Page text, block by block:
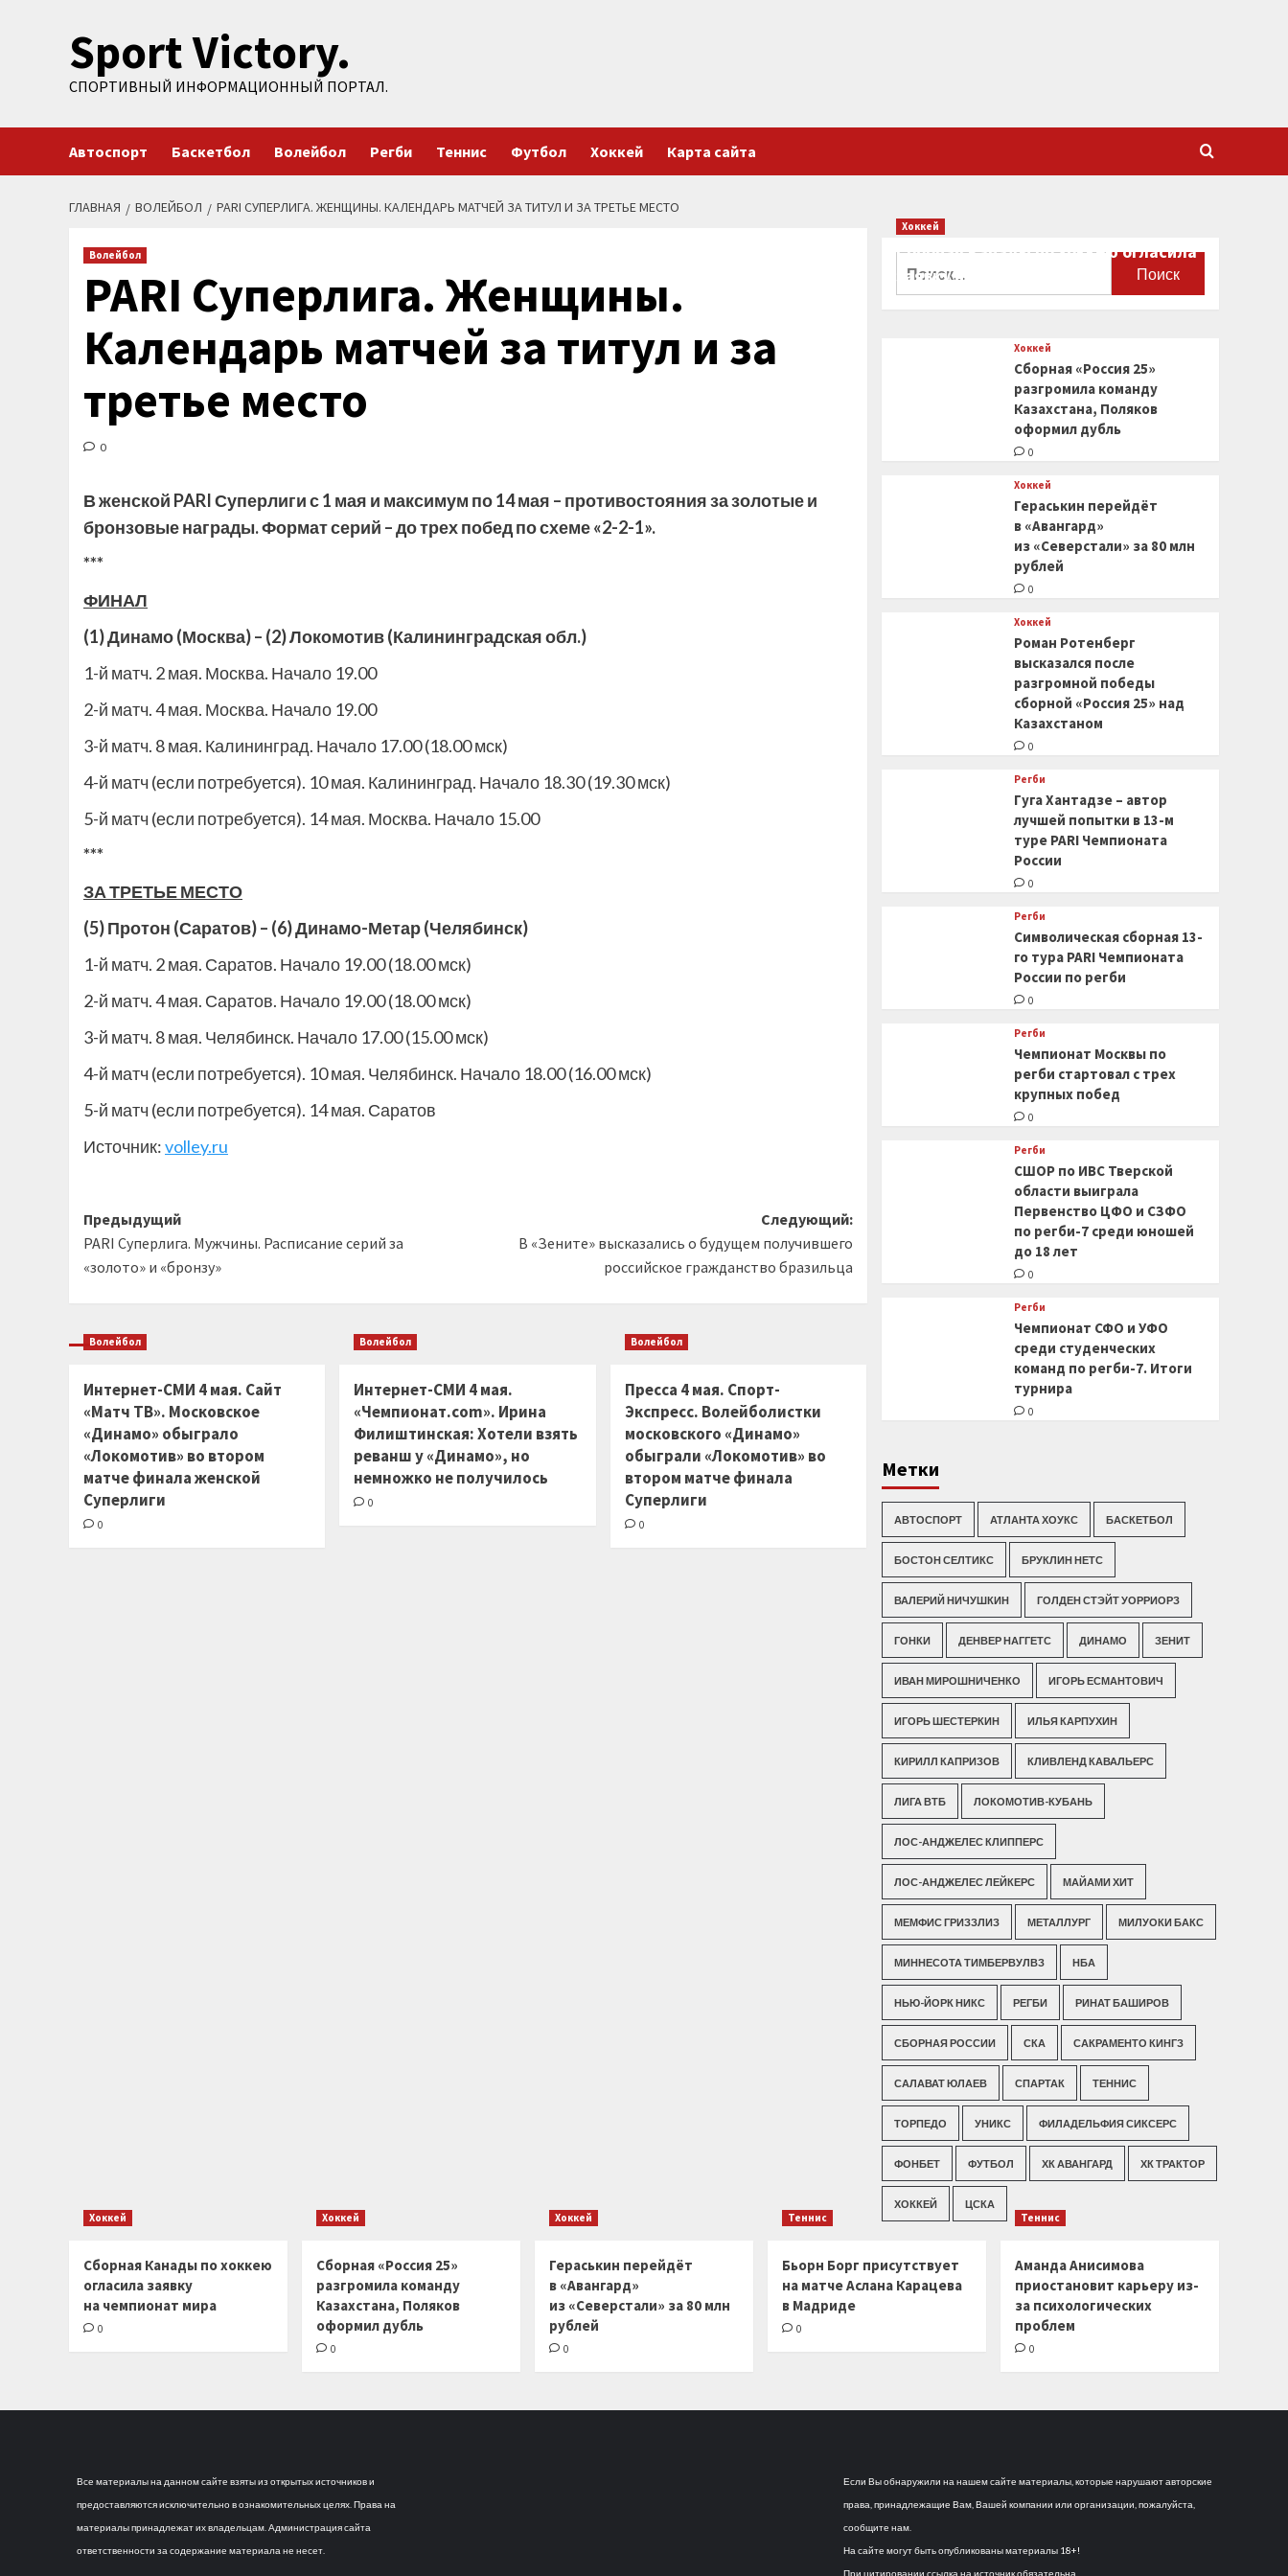
содержимомуSport Victory.
СПОРТИВНЫЙ ИНФОРМАЦИОННЫЙ ПОРТАЛ.
Автоспорт Баскетбол Волейбол Регби Теннис Футбол Хоккей Карта сайта
ГЛАВНАЯ ВОЛЕЙБОЛ PARI СУПЕРЛИГА. ЖЕНЩИНЫ. КАЛЕНДАРЬ МАТЧЕЙ ЗА ТИТУЛ И ЗА ТРЕТЬЕ МЕСТО
Волейбол
PARI Суперлига. Женщины.
Календарь матчей за титул и за
третье место
0
В женской PARI Суперлиги с 1 мая и максимум по 14 мая – противостояния за золотые и
бронзовые награды. Формат серий – до трех побед по схеме «2-2-1».
***
ФИНАЛ
(1) Динамо (Москва) – (2) Локомотив (Калининградская обл.)
1-й матч. 2 мая. Москва. Начало 19.00
2-й матч. 4 мая. Москва. Начало 19.00
3-й матч. 8 мая. Калининград. Начало 17.00 (18.00 мск)
4-й матч (если потребуется). 10 мая. Калининград. Начало 18.30 (19.30 мск)
5-й матч (если потребуется). 14 мая. Москва. Начало 15.00
***
ЗА ТРЕТЬЕ МЕСТО
(5) Протон (Саратов) – (6) Динамо-Метар (Челябинск)
1-й матч. 2 мая. Саратов. Начало 19.00 (18.00 мск)
2-й матч. 4 мая. Саратов. Начало 19.00 (18.00 мск)
3-й матч. 8 мая. Челябинск. Начало 17.00 (15.00 мск)
4-й матч (если потребуется). 10 мая. Челябинск. Начало 18.00 (16.00 мск)
5-й матч (если потребуется). 14 мая. Саратов
Источник:volley.ru
Навигация
записи
Предыдущий
PARI Суперлига. Мужчины. Расписание серий за
«золото» и «бронзу»
Следующий:
В «Зените» высказались о будущем получившего
российское гражданство бразильца
Волейбол
Интернет-СМИ 4 мая. Сайт
«Матч ТВ». Московское
«Динамо» обыграло
«Локомотив» во втором
матче финала женской
Суперлиги
0
Волейбол
Интернет-СМИ 4 мая.
«Чемпионат.com». Ирина
Филиштинская: Хотели взять
реванш у «Динамо», но
немножко не получилось
0
Волейбол
Пресса 4 мая. Спорт-
Экспресс. Волейболистки
московского «Динамо»
обыграли «Локомотив» во
втором матче финала
Суперлиги
0
Хоккей
Сборная Канады по хоккею огласила
заявку на чемпионат мира
Хоккей
Сборная «Россия 25»
разгромила команду
Казахстана, Поляков
оформил дубль
0
Хоккей
Гераськин перейдёт
в «Авангард»
из «Северстали» за 80 млн
рублей
0
Хоккей
Роман Ротенберг
высказался после
разгромной победы
сборной «Россия 25» над
Казахстаном
0
Регби
Гуга Хантадзе – автор
лучшей попытки в 13-м
туре PARI Чемпионата
России
0
Регби
Символическая сборная 13-
го тура PARI Чемпионата
России по регби
0
Регби
Чемпионат Москвы по
регби стартовал с трех
крупных побед
0
Регби
СШОР по ИВС Тверской
области выиграла
Первенство ЦФО и СЗФО
по регби-7 среди юношей
до 18 лет
0
Регби
Чемпионат СФО и УФО
среди студенческих
команд по регби-7. Итоги
турнира
0
Метки
АВТОСПОРТ АТЛАНТА ХОУКС БАСКЕТБОЛ
БОСТОН СЕЛТИКС БРУКЛИН НЕТС
ВАЛЕРИЙ НИЧУШКИН ГОЛДЕН СТЭЙТ УОРРИОРЗ
ГОНКИ ДЕНВЕР НАГГЕТС ДИНАМО ЗЕНИТ
ИВАН МИРОШНИЧЕНКО ИГОРЬ ЕСМАНТОВИЧ
ИГОРЬ ШЕСТЕРКИН ИЛЬЯ КАРПУХИН
КИРИЛЛ КАПРИЗОВ КЛИВЛЕНД КАВАЛЬЕРС
ЛИГА ВТБ ЛОКОМОТИВ-КУБАНЬ
ЛОС-АНДЖЕЛЕС КЛИППЕРС
ЛОС-АНДЖЕЛЕС ЛЕЙКЕРС МАЙАМИ ХИТ
МЕМФИС ГРИЗЗЛИЗ МЕТАЛЛУРГ МИЛУОКИ БАКС
МИННЕСОТА ТИМБЕРВУЛВЗ НБА
НЬЮ-ЙОРК НИКС РЕГБИ РИНАТ БАШИРОВ
СБОРНАЯ РОССИИ СКА САКРАМЕНТО КИНГЗ
САЛАВАТ ЮЛАЕВ СПАРТАК ТЕННИС
ТОРПЕДО УНИКС ФИЛАДЕЛЬФИЯ СИКСЕРС
ФОНБЕТ ФУТБОЛ ХК АВАНГАРД ХК ТРАКТОР
ХОККЕЙ ЦСКА
Хоккей
Сборная Канады по хоккею
огласила заявку
на чемпионат мира
0
Хоккей
Сборная «Россия 25»
разгромила команду
Казахстана, Поляков
оформил дубль
0
Хоккей
Гераськин перейдёт
в «Авангард»
из «Северстали» за 80 млн
рублей
0
Теннис
Бьорн Борг присутствует
на матче Аслана Карацева
в Мадриде
0
Теннис
Аманда Анисимова
приостановит карьеру из-
за психологических
проблем
0
Все материалы на данном сайте взяты из открытых источников и
предоставляются исключительно в ознакомительных целях. Права на
материалы принадлежат их владельцам. Администрация сайта
ответственности за содержание материала не несет.
Если Вы обнаружили на нашем сайте материалы, которые нарушают авторские
права, принадлежащие Вам, Вашей компании или организации, пожалуйста,
сообщите нам.
На сайте могут быть опубликованы материалы 18+!
При цитировании ссылка на источник обязательна.